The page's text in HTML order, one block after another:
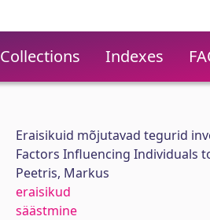
Collections Indexes
Eraisikuid mõjutavad tegurid
Factors Influencing Individuals
Peetris, Markus
eraisikud
säästmine